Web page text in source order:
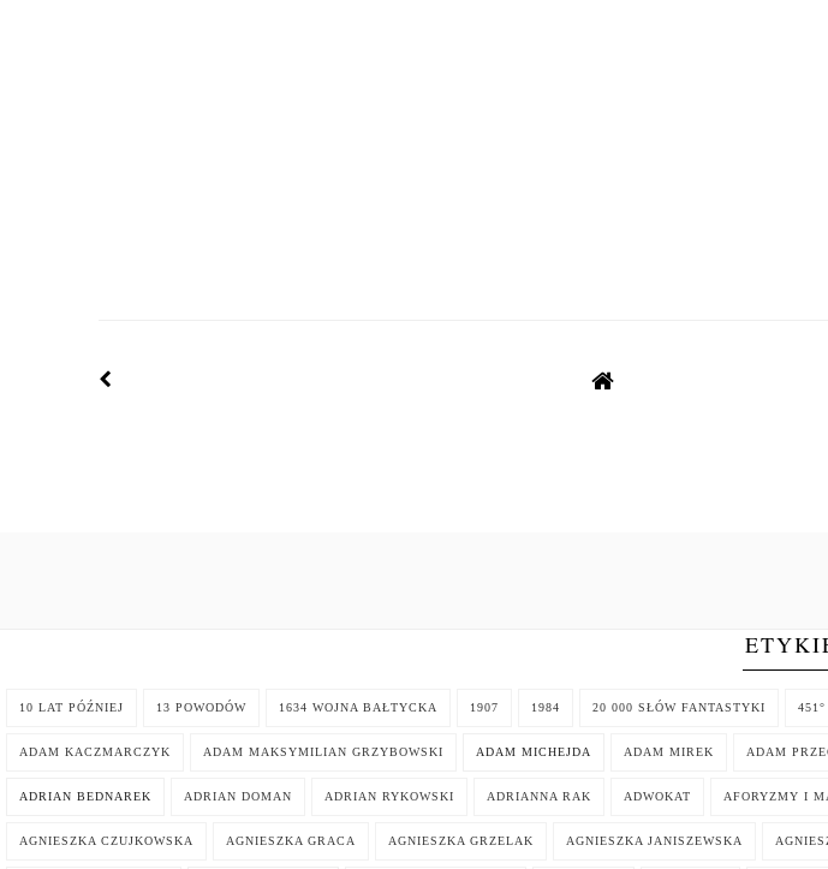
10 LAT PÓŹNIEJ 13 POWODÓW 1634 WOJNA BAŁTYCKA 1907 1984 20 000 SŁÓW FANTASTYKI
ADAM KACZMARCZYK ADAM MAKSYMILIAN GRZYBOWSKI ADAM MICHEJDA ADAM MIREK ADAM
ADRIAN BEDNAREK ADRIAN DOMAN ADRIAN RYKOWSKI ADRIANNA RAK ADWOKAT AFORYZMY I
AGNIESZKA CZUJKOWSKA AGNIESZKA GRACA AGNIESZKA GRZELAK AGNIESZKA JANISZEWSKA